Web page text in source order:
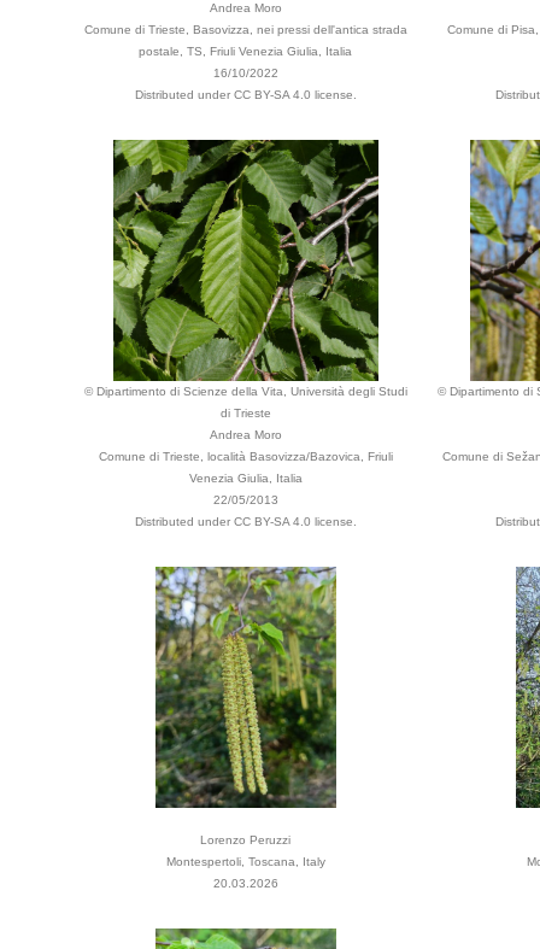
Andrea Moro
Comune di Trieste, Basovizza, nei pressi dell'antica strada
postale, TS, Friuli Venezia Giulia, Italia
16/10/2022
Distributed under CC BY-SA 4.0 license.
Comune di
© Dipartimento di Scienze della Vita, Università degli Studi
di Trieste
Andrea Moro
Comune di Trieste, località Basovizza/Bazovica, Friuli
Venezia Giulia, Italia
22/05/2013
Distributed under CC BY-SA 4.0 license.
© Dipartimento di
Comune di
Lorenzo Peruzzi
Montespertoli, Toscana, Italy
20.03.2026